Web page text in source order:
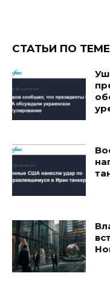
СТАТЬИ ПО ТЕМЕ